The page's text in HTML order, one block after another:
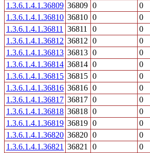
1.3.6.1.4.1.36809 36809 0 0
1.3.6.1.4.1.36810 36810 0 0
1.3.6.1.4.1.36811
36811 0 0
1.3.6.1.4.1.36812 36812 0 0
1.3.6.1.4.1.36813 36813 0 0
1.3.6.1.4.1.36814 36814 0 0
1.3.6.1.4.1.36815 36815 0 0
1.3.6.1.4.1.36816 36816 0 0
1.3.6.1.4.1.36817 36817 0 0
1.3.6.1.4.1.36818 36818 0 0
1.3.6.1.4.1.36819 36819 0 0
1.3.6.1.4.1.36820 36820 0 0
1.3.6.1.4.1.36821 36821 0 0